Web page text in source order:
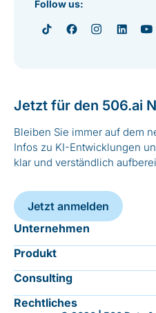
Jetzt für den 506.ai
Bleiben Sie immer auf dem
Infos zu KI-Entwicklungen
klar und verständlich
Jetzt anmelden
Unternehmen
Produkt
Consulting
Rechtliches
Follow us: